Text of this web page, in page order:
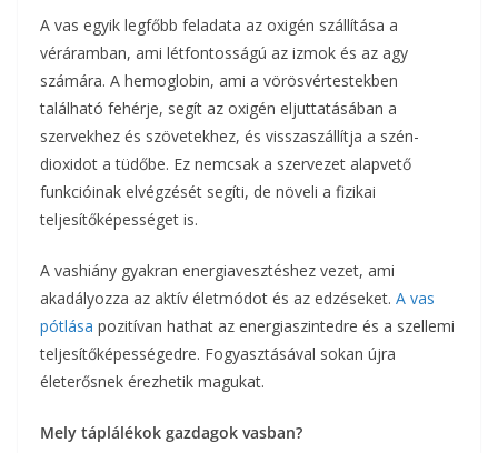
A vas egyik legfőbb feladata az oxigén szállítása a
véráramban, ami létfontosságú az izmok és az agy
számára. A hemoglobin, ami a vörösvértestekben
található fehérje, segít az oxigén eljuttatásában a
szervekhez és szövetekhez, és visszaszállítja a szén-
dioxidot a tüdőbe. Ez nemcsak a szervezet alapvető
funkcióinak elvégzését segíti, de növeli a fizikai
teljesítőképességet is.
A vashiány gyakran energiavesztéshez vezet, ami
akadályozza az aktív életmódot és az edzéseket. A vas
pótlása pozitívan hathat az energiaszintedre és a szellemi
teljesítőképességedre. Fogyasztásával sokan újra
életerősnek érezhetik magukat.
Mely táplálékok gazdagok vasban?